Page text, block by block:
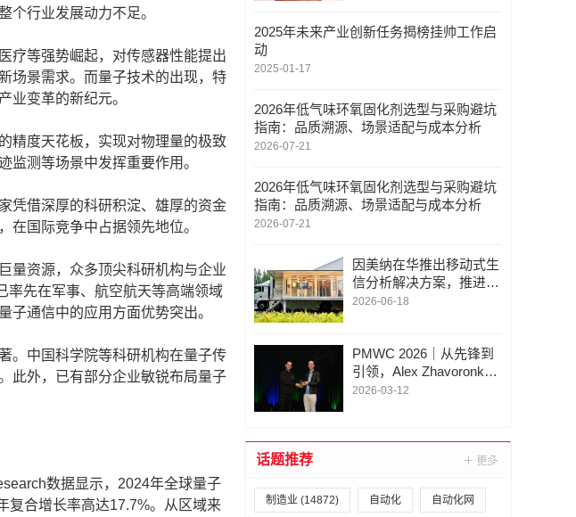
个行业发展动力不足。
等强势崛起，对传感器性能提出
场景需求。而量子技术的出现，特
业变革的新纪元。
度天花板，实现对物理量的极致
监测等场景中发挥重要作用。
借深厚的科研积淀、雄厚的资金
在国际竞争中占据领先地位。
资源，众多顶尖科研机构与企业
率先在军事、航空航天等高端领域
子通信中的应用方面优势突出。
中国科学院等科研机构在量子传
此外，已有部分企业敏锐布局量子
数据显示，2024年全球量子
复合增长率高达17.7%。从区域来
2025年未来产业创新任务揭榜挂帅工作启
动
2025-01-17
2026年低气味环氧固化剂选型与采购避坑
指南：品质溯源、场景适配与成本分析
2026-07-21
2026年低气味环氧固化剂选型与采购避坑
指南：品质溯源、场景适配与成本分析
2026-07-21
因美纳在华推出移动式生
信分析解决方案，推进蛋
白质组学生态合作
2026-06-18
PMWC 2026｜从先锋到
引领，Alex Zhavoronkov
为OpenAI总裁颁发杰出
2026-03-12
话题推荐
制造业 (14872) 自动化 自动化网